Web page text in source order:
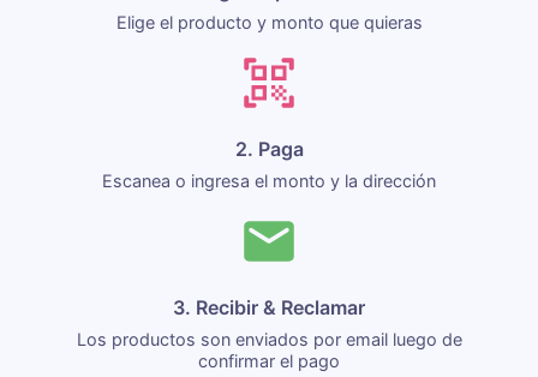
Elige el producto y monto que quieras
2. Paga
Escanea o ingresa el monto y la dirección
3. Recibir & Reclamar
Los productos son enviados por email luego de
confirmar el pago